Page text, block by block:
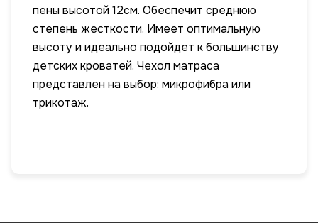
пены высотой 12см. Обеспечит среднюю
степень жесткости. Имеет оптимальную
высоту и идеально подойдет к большинству
детских кроватей. Чехол матраса
представлен на выбор: микрофибра или
трикотаж.